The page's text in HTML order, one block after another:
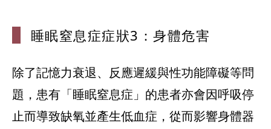
睡眠窒息症症狀3：身體危害
除了記憶力衰退、反應遲緩與性功能障礙等問
題，患有「睡眠窒息症」的患者亦會因呼吸停
止而導致缺氧並產生低血症，從而影響身體器